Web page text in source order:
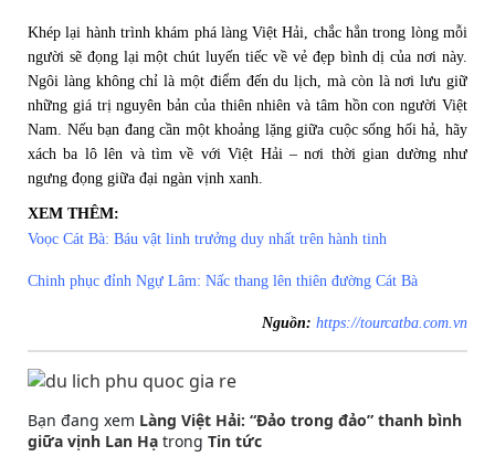
Khép lại hành trình khám phá làng Việt Hải, chắc hẳn trong lòng mỗi
người sẽ đọng lại một chút luyến tiếc về vẻ đẹp bình dị của nơi này.
Ngôi làng không chỉ là một điểm đến du lịch, mà còn là nơi lưu giữ
những giá trị nguyên bản của thiên nhiên và tâm hồn con người Việt
Nam. Nếu bạn đang cần một khoảng lặng giữa cuộc sống hối hả, hãy
xách ba lô lên và tìm về với Việt Hải – nơi thời gian dường như
ngưng đọng giữa đại ngàn vịnh xanh.
XEM THÊM:
Voọc Cát Bà: Báu vật linh trưởng duy nhất trên hành tinh
Chinh phục đỉnh Ngự Lâm: Nấc thang lên thiên đường Cát Bà
Nguồn: https://tourcatba.com.vn
Bạn đang xem Làng Việt Hải: “Đảo trong đảo” thanh bình
giữa vịnh Lan Hạ trong Tin tức